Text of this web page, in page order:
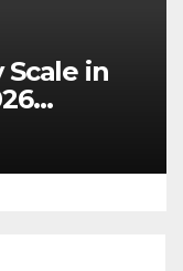
in